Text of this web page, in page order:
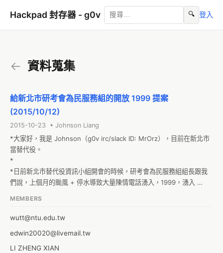
Hackpad 封存器 - g0v 🔍 登入
← 資料蒐集
給新北市研考會為民服務組的開放 1999 提案
(2015/10/12)
2015-10-23 • Johnson Liang
*大家好，我是 Johnson（g0v irc/slack ID: MrOrz），目前在新北市
當替代役。
*
*日前新北市替代役資訊小組開會的時候，研考會為民服務組組長跟我
們說，上個月的颱風 + 停水導致大量陳情電話湧入，1999，湧入
*組長想要請資訊小組的役男們開發一款 app 與 1999 資料庫對接，以
打 1999 的民眾通常都沒有能力自己上網汲取資訊，app 的受眾與電話
服務的受眾交集甚小，因此專門替 1999 開發專用 app，並不會減輕客
MEMBERS
wutt@ntu.edu.tw
edwin20020@livemail.tw
LI ZHENG XIAN